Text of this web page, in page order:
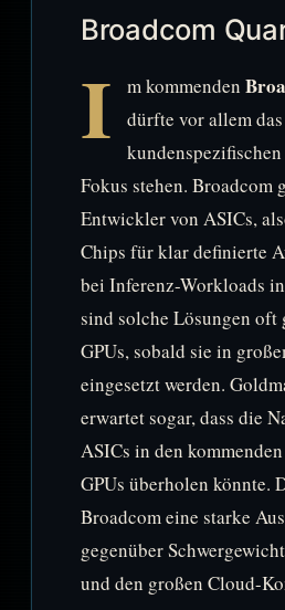
Broadcom
I m kommenden
dürfte vor allem
Fokus stehen. Broadcom
Entwickler von ASICs,
Chips für klar definierte
bei Inferenz-Workloads
sind solche Lösungen oft
GPUs, sobald sie in
eingesetzt werden.
erwartet sogar, dass die
ASICs in den
GPUs überholen könnte.
Broadcom eine starke
gegenüber
und den großen Cloud-